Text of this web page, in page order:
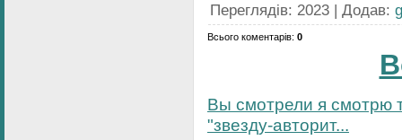
Переглядів: 2023 | Додав:
Всього коментарів: 0
Вы смотрели я смотрю
"звезду-авторит...